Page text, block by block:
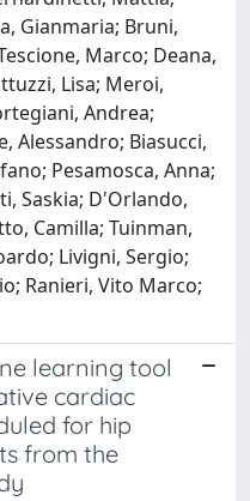
Gianmaria; Bruni,
Marco; Deana,
Lisa; Meroi,
Andrea;
Alessandro; Biasucci,
Pesamosca, Anna;
Saskia; D'Orlando,
Camilla; Tuinman,
Livigni, Sergio;
Ranieri, Vito Marco;
learning tool
cardiac
for hip
from the